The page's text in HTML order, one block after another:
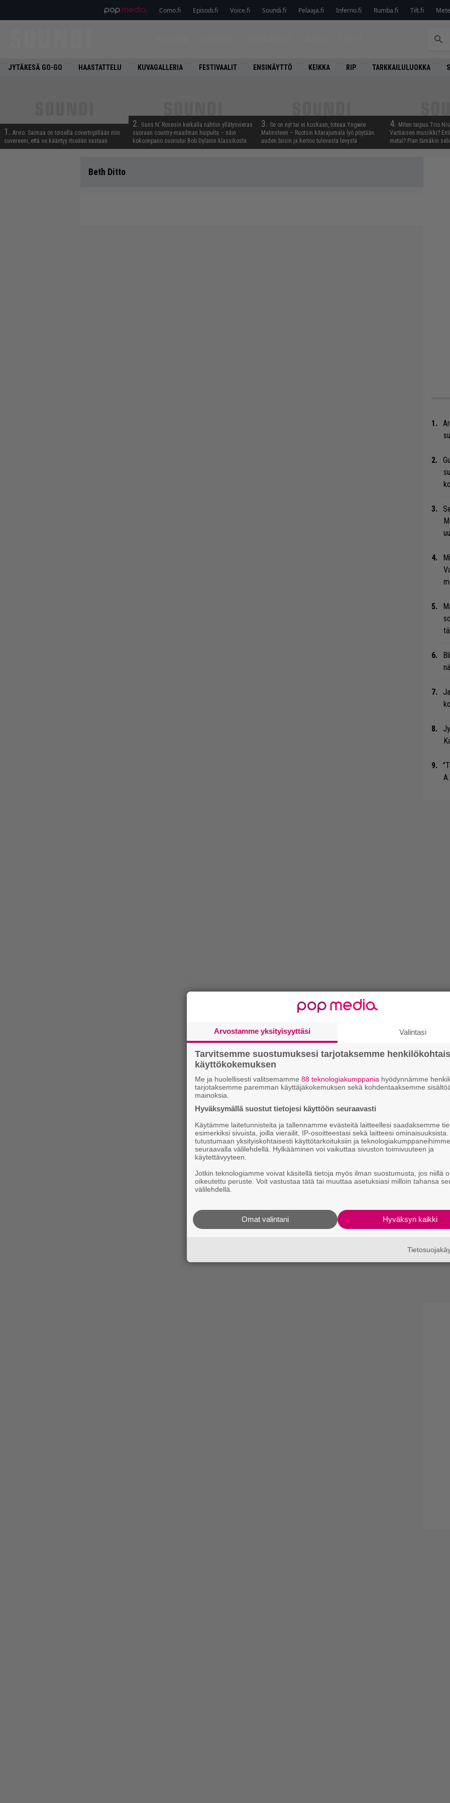
Como.fi Episodi.fi Voice.fi Soundi.fi Pelaaja.fi Inferno.fi Rumba.fi Tilt.fi
JYTÄKESÄ GO-GO HAASTATTELU KUVAGALLERIA FESTIVAALIT ENSINÄYTTÖ KEIKKA RIP TARKKAILULUOKKA
1. Arvio: Saimaa on toisella covertripillään niin
suvereeni, että se kääntyy itseään vastaan
2. Guns N’ Rosesin keikalla nähtiin yllätysvieras
suoraan country-maailman huipulta – näin
kokoonpano suoriutui Bob Dylanin klassikosta
3. Se on nyt tai ei koskaan, toteaa Yngwie
Malmsteen – Ruotsin kitarajumala lyö pöytään
uuden biisin ja kertoo tulevasta levystä
4. Miten taipuu Trio
Vartiaisen musiikki?
metal? Pian tämäkin
Beth Ditto
Arvostamme yksityisyyttäsi Valintasi
Tarvitsemme suostumuksesi tarjotaksemme
käyttökokemuksen
Me ja huolellisesti valitsemamme 88 teknologiakumppania hyödynnämme
tarjotaksemme paremman käyttäjäkokemuksen sekä kohdentaaksemme
mainoksia.
Hyväksymällä suostut tietojesi käyttöön seuraavasti
Käytämme laitetunnisteita ja tallennamme evästeitä laitteellesi saadaksemme
esimerkiksi sivuista, joilla vierailit, IP-osoitteestasi sekä laitteesi
tutustumaan yksityiskohtaisesti käyttötarkoituksiin ja teknologiakumppaneihimme
seuraavalla välilehdellä. Hylkääminen voi vaikuttaa sivuston toimivuuteen ja
käytettävyyteen.
Jotkin teknologiamme voivat käsitellä tietoja myös ilman suostumusta, jos niillä
oikeutettu peruste. Voit vastustaa tätä tai muuttaa asetuksiasi milloin tahansa
välilehdellä.
Hyväksyn kaikki
Omat valintani